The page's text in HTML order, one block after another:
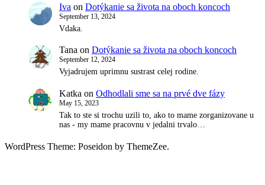
Iva on Dotýkanie sa života na oboch koncoch
September 13, 2024
Vdaka.
Tana on Dotýkanie sa života na oboch koncoch
September 12, 2024
Vyjadrujem uprimnu sustrast celej rodine.
Katka on Odhodlali sme sa na prvé dve fázy
May 15, 2023
Tak to ste si trochu uzili to, ako to mame zorganizovane u
nas - my mame pracovnu v jedalni trvalo…
WordPress Theme: Poseidon by ThemeZee.